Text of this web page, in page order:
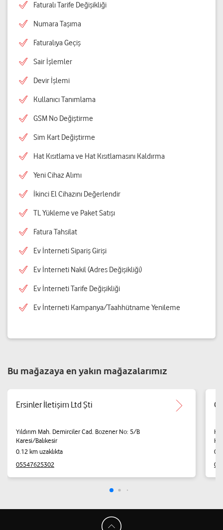
Faturalı Tarife Değişikliği
Numara Taşıma
Faturalıya Geçiş
Sair İşlemler
Devir İşlemi
Kullanıcı Tanımlama
GSM No Değiştirme
Sim Kart Değiştirme
Hat Kısıtlama ve Hat Kısıtlamasını Kaldırma
Yeni Cihaz Alımı
İkinci El Cihazını Değerlendir
TL Yükleme ve Paket Satışı
Fatura Tahsilat
Ev İnterneti Sipariş Girişi
Ev İnterneti Nakil (Adres Değişikliği)
Ev İnterneti Tarife Değişikliği
Ev İnterneti Kampanya/Taahhütname Yenileme
Bu mağazaya en yakın mağazalarımız
Ersinler İletişim Ltd Şti
Yıldırım Mah. Demirciler Cad. Bozener No: 5/B
Karesi/Balıkesir
0.12 km uzaklıkta
05547625302